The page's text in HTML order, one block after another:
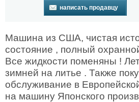
написать продавцу
Машина из США, чистая
состояние , полный
Все жидкости поменяны !
зимней на литье . Также
обслуживание в
на машину Японского